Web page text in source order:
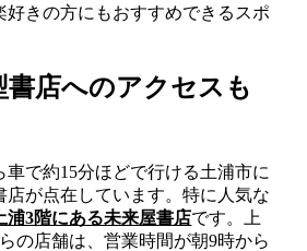
好きの方にもおすすめできるスポ
書店へのアクセスも
で約15分ほどで行ける土浦市に
店が点在しています。特に人気な
浦3階にある未来屋書店です。上
の店舗は、営業時間が朝9時から